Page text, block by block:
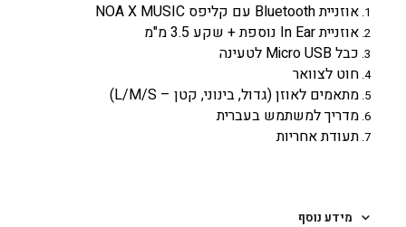
אוזניית Bluetooth עם קליפס NOA X MUSIC
אוזניית In Ear נוספת + שקע 3.5 מ"מ
כבל Micro USB לטעינה
חוט לצוואר
מתאמים לאוזן (גדול, בינוני, קטן – L/M/S)
מדריך למשתמש בעברית
תעודת אחריות
מידע נוסף